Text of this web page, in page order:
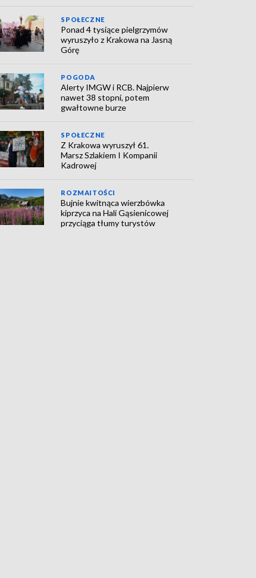
SPOŁECZNE
Ponad 4 tysiące pielgrzymów
wyruszyło z Krakowa na Jasną
Górę
POGODA
Alerty IMGW i RCB. Najpierw
nawet 38 stopni, potem
gwałtowne burze
SPOŁECZNE
Z Krakowa wyruszył 61.
Marsz Szlakiem I Kompanii
Kadrowej
ROZMAITOŚCI
Bujnie kwitnąca wierzbówka
kiprzyca na Hali Gąsienicowej
przyciąga tłumy turystów